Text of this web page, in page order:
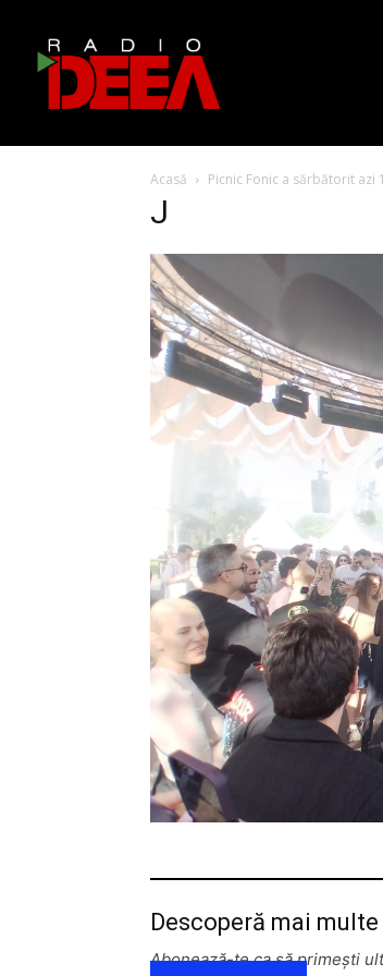
Acasă Picnic Fonic a sărbătorit
J
Descoperă mai
Abonează-te ca să primești